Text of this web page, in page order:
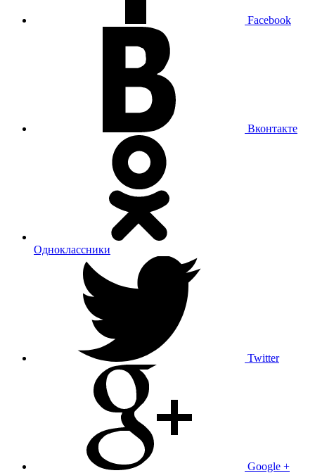
Facebook
Вконтакте
Одноклассники
Twitter
Google +